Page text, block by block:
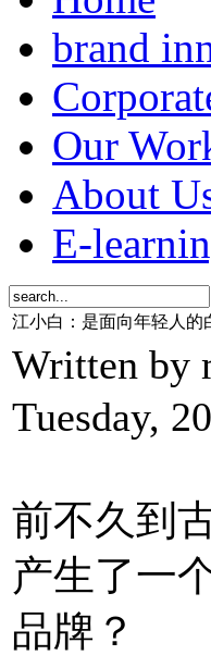
brand
Our
About
E-
江小白：是面向年轻人的
Written by
Tuesday,
前不久到
产生了一
品牌？